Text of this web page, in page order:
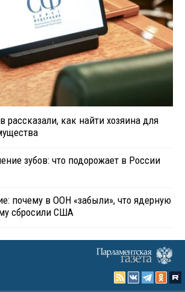
рассказали, как найти хозяина для
зубов: что подорожает в России
почему в ООН «забыли», что ядерную
сбросили США